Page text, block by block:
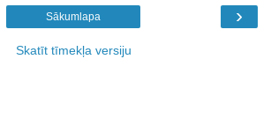
›
Sākumlapa
Skatīt tīmekļa versiju